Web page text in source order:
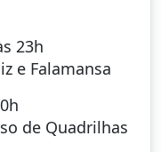
23h
e Falamansa
de Quadrilhas